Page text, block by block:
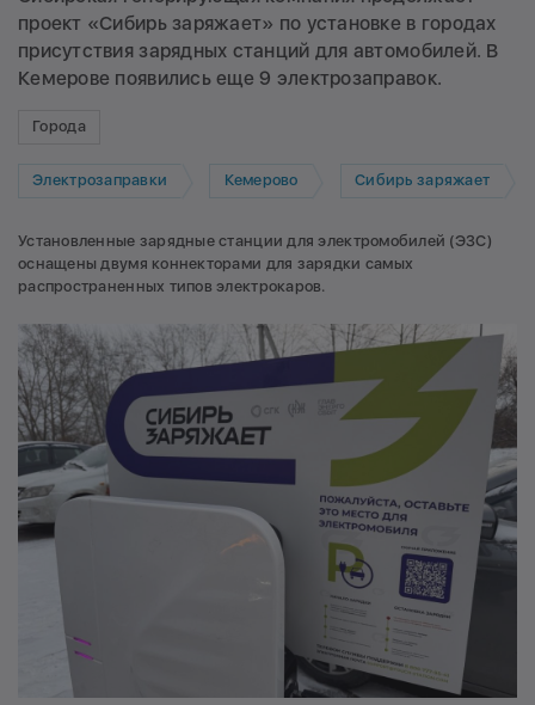
проект «Сибирь заряжает» по установке в городах
присутствия зарядных станций для автомобилей. В
Кемерове появились еще 9 электрозаправок.
Города
Электрозаправки Кемерово Сибирь заряжает
Установленные зарядные станции для электромобилей (ЭЗС)
оснащены двумя коннекторами для зарядки самых
распространенных типов электрокаров.